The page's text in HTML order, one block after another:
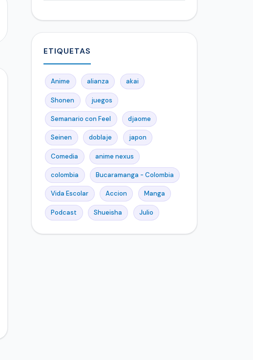
ETIQUETAS
Anime alianza akai
Shonen juegos
Semanario con Feel djaome
Seinen doblaje japon
Comedia anime nexus
colombia Bucaramanga - Colombia
Vida Escolar Accion Manga
Podcast Shueisha Julio